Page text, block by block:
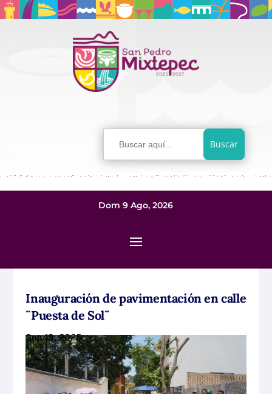
Buscar:
Dom 9 Ago, 2026
Inauguración de pavimentación en calle
¨Puesta de Sol¨
Sep 13, 2025